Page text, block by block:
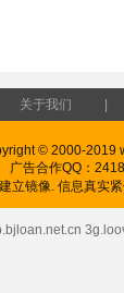
关于我们
© 2000-2019
广告合作QQ：
立镜像. 信息真实